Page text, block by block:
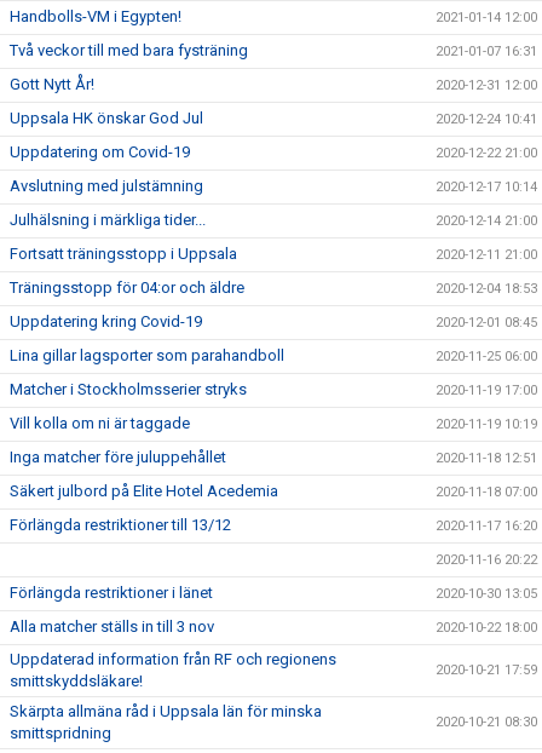
Handbolls-VM i Egypten! 2021-01-14 12:00
Två veckor till med bara fysträning 2021-01-07 16:31
Gott Nytt År! 2020-12-31 12:00
Uppsala HK önskar God Jul 2020-12-24 10:41
Uppdatering om Covid-19 2020-12-22 21:00
Avslutning med julstämning 2020-12-17 10:14
Julhälsning i märkliga tider... 2020-12-14 21:00
Fortsatt träningsstopp i Uppsala 2020-12-11 21:00
Träningsstopp för 04:or och äldre 2020-12-04 18:53
Uppdatering kring Covid-19 2020-12-01 08:45
Lina gillar lagsporter som parahandboll 2020-11-25 06:00
Matcher i Stockholmsserier stryks 2020-11-19 17:00
Vill kolla om ni är taggade 2020-11-19 10:19
Inga matcher före juluppehållet 2020-11-18 12:51
Säkert julbord på Elite Hotel Acedemia 2020-11-18 07:00
Förlängda restriktioner till 13/12 2020-11-17 16:20
2020-11-16 20:22
Förlängda restriktioner i länet 2020-10-30 13:05
Alla matcher ställs in till 3 nov 2020-10-22 18:00
Uppdaterad information från RF och regionens
smittskyddsläkare!
2020-10-21 17:59
Skärpta allmäna råd i Uppsala län för minska
smittspridning
2020-10-21 08:30